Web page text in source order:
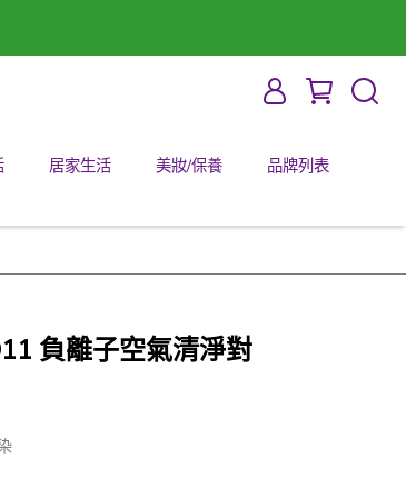
居家生活 美妝/保養
品牌列表
負離子空氣清淨對